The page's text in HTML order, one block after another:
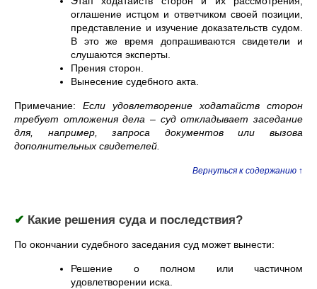
оглашение истцом и ответчиком своей позиции,
представление и изучение доказательств судом.
В это же время допрашиваются свидетели и
слушаются эксперты.
Прения сторон.
Вынесение судебного акта.
Примечание: Если удовлетворение ходатайств сторон
требует отложения дела – суд откладывает заседание
для, например, запроса документов или вызова
дополнительных свидетелей.
Вернуться к содержанию ↑
✔ Какие решения суда и последствия?
По окончании судебного заседания суд может вынести:
Решение о полном или частичном
удовлетворении иска.